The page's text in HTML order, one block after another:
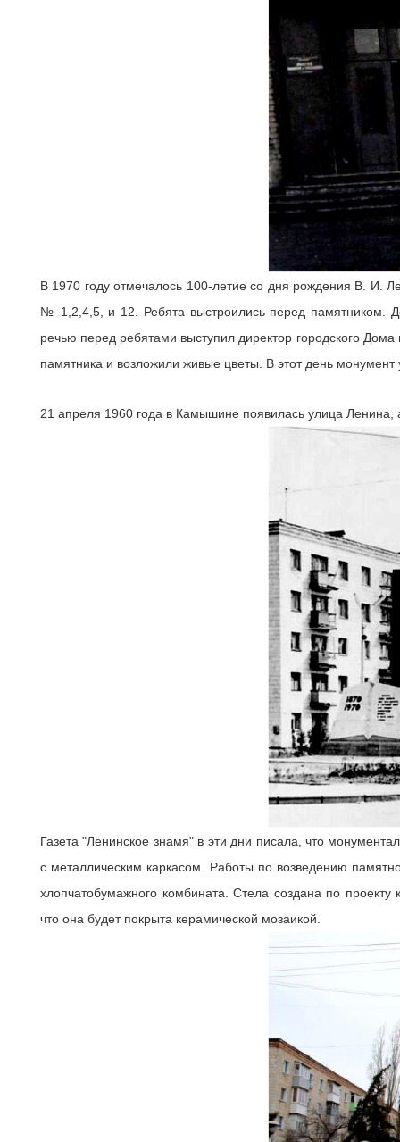
В 1970 году отмечалось 100-летие со дня рождения В. И.
№ 1,2,4,5, и 12. Ребята выстроились перед памятником.
речью перед ребятами выступил директор городского
памятника и возложили живые цветы. В этот день
21 апреля 1960 года в Камышине появилась улица Ленина,
Газета "Ленинское знамя" в эти дни писала, что
с металлическим каркасом. Работы по возведению
хлопчатобумажного комбината. Стела создана по
что она будет покрыта керамической мозаикой.